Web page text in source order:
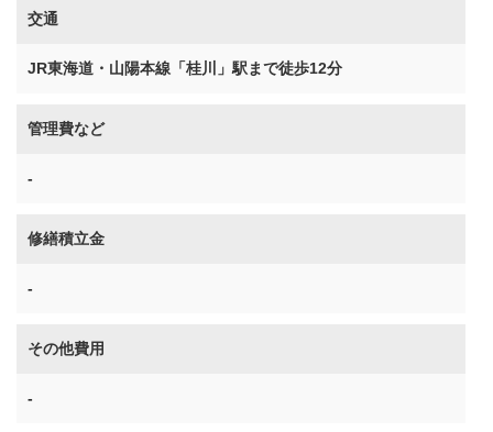
交通
JR東海道・山陽本線「桂川」駅まで徒歩12分
管理費など
-
修繕積立金
-
その他費用
-